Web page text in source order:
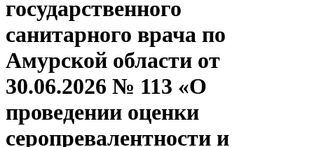
государственного
санитарного врача по
Амурской области от
30.06.2026 № 113 «О
проведении оценки
серопревалентности и